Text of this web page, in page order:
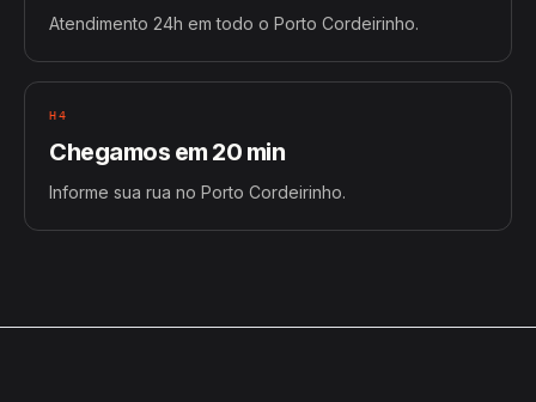
Atendimento 24h em todo o Porto Cordeirinho.
H4
Chegamos em 20 min
Informe sua rua no Porto Cordeirinho.